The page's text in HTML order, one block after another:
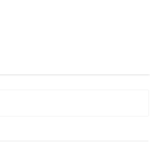
Sie Ihre Räume neu